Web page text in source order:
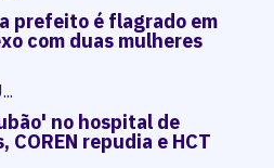
prefeito é flagrado em
com duas mulheres
no hospital de
COREN repudia e HCT